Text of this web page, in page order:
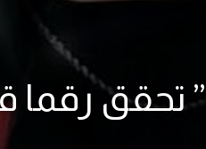
تحقق رقما